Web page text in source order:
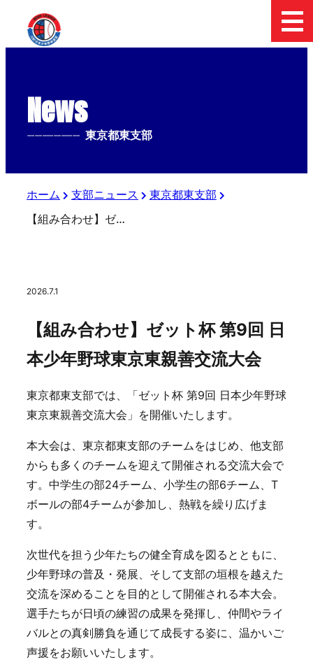
News
-------------- 東京都東支部
ホーム 支部ニュース
東京都東支部
【組み合わせ】ゼット杯 第9回 日本少年野球東京東親善交流大会
2026.7.1
【組み合わせ】ゼット杯 第9回 日
本少年野球東京東親善交流大会
東京都東支部では、「ゼット杯 第9回 日本少年野球
東京東親善交流大会」を開催いたします。
本大会は、東京都東支部のチームをはじめ、他支部
からも多くのチームを迎えて開催される交流大会で
す。中学生の部24チーム、小学生の部6チーム、T
ボールの部4チームが参加し、熱戦を繰り広げま
す。
次世代を担う少年たちの健全育成を図るとともに、
少年野球の普及・発展、そして支部の垣根を越えた
交流を深めることを目的として開催される本大会。
選手たちが日頃の練習の成果を発揮し、仲間やライ
バルとの真剣勝負を通じて成長する姿に、温かいご
声援をお願いいたします。